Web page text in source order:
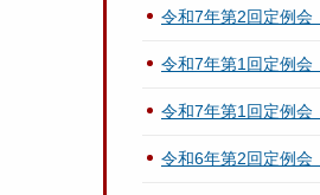
令和7年第2回定例会
令和7年第1回定例会
令和7年第1回定例会
令和6年第2回定例会